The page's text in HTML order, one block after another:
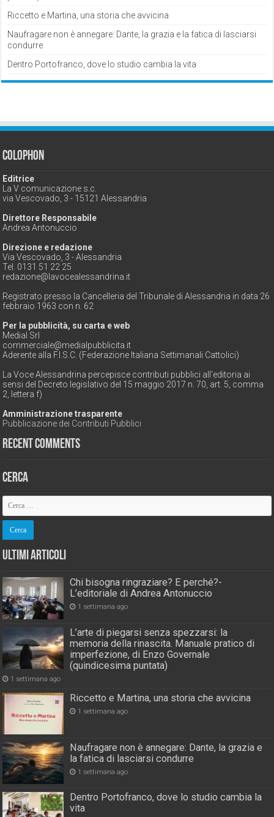
Riccetto e Martina, una storia che avvicina
Naufragare non è annegare: Dante, la grazia e la fatica di lasciarsi
condurre
Dentro Portofranco, dove lo studio cambia la vita
Colophon
Editrice
La V comunicazione s.c.
via Vescovado, 3 - 15121 Alessandria
Direttore Responsabile
Andrea Antonuccio
Direzione e redazione
Via Vescovado, 3 - Alessandria
Tel. 0131 51 22 25
redazione@lavocealessandrina.it
Registrato presso la Cancelleria del Tribunale di Alessandria in data 26
febbraio 1963 con n. 62
Per la pubblicità, su carta e web
Medial Srl
commerciale@medialpubblicita.it
Aderente alla F.I.S.C. (Federazione Italiana Settimanali Cattolici)
La Voce Alessandrina percepisce contributi pubblici all'editoria ai
sensi del Decreto legislativo del 15 maggio 2017 n. 70, art. 5, comma
2, lettera f)
Amministrazione trasparente
Pubblicazione dei Contributi Pubblici
Recent Comments
Cerca
Ultimi Articoli
Chi bisogna ringraziare? E perché?-
L’editoriale di Andrea Antonuccio
1 settimana ago
L’arte di piegarsi senza spezzarsi: la
memoria della rinascita. Manuale pratico di
imperfezione, di Enzo Governale
(quindicesima puntata)
1 settimana ago
Riccetto e Martina, una storia che avvicina
1 settimana ago
Naufragare non è annegare: Dante, la grazia e
la fatica di lasciarsi condurre
1 settimana ago
Dentro Portofranco, dove lo studio cambia la
vita